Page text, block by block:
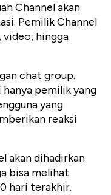
Channel akan
Pemilik Channel
hingga
chat group.
pemilik yang
yang
reaksi
akan dihadirkan
bisa melihat
hari terakhir.